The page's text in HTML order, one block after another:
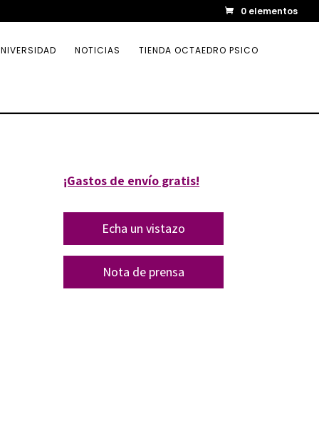
0 elementos
NOTICIAS TIENDA OCTAEDRO PSICO
¡Gastos de envío gratis!
Echa un vistazo
Nota de prensa